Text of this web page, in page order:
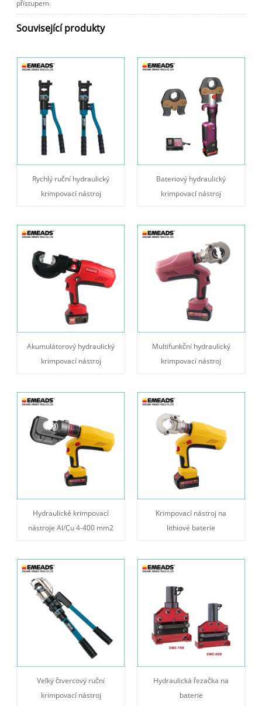
přístupem.
Související produkty
Rychlý ruční hydraulický
krimpovací nástroj
Bateriový hydraulický
krimpovací nástroj
Akumulátorový hydraulický
krimpovací nástroj
Multifunkční hydraulický
krimpovací nástroj
Hydraulické krimpovací
nástroje Al/Cu 4-400 mm2
Krimpovací nástroj na
lithiové baterie
Velký čtvercový ruční
krimpovací nástroj
Hydraulická řezačka na
baterie